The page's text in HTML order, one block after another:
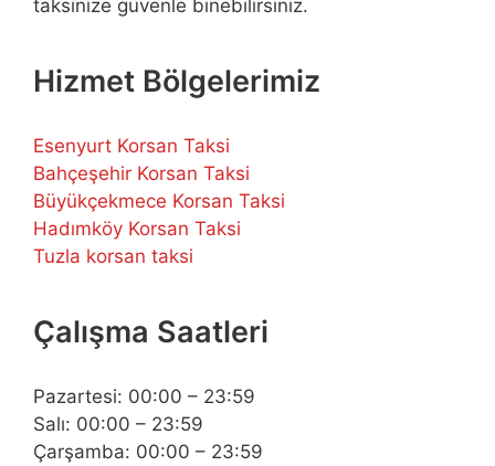
taksinize güvenle binebilirsiniz.
Hizmet Bölgelerimiz
Esenyurt Korsan Taksi
Bahçeşehir Korsan Taksi
Büyükçekmece Korsan Taksi
Hadımköy Korsan Taksi
Tuzla korsan taksi
Çalışma Saatleri
Pazartesi: 00:00 – 23:59
Salı: 00:00 – 23:59
Çarşamba: 00:00 – 23:59